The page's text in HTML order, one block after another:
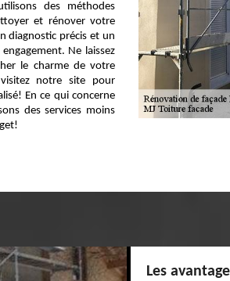
des méthodes
et rénover votre
diagnostic précis et un
Ne laissez
le charme de votre
notre site pour
En ce qui concerne
des services moins
Les